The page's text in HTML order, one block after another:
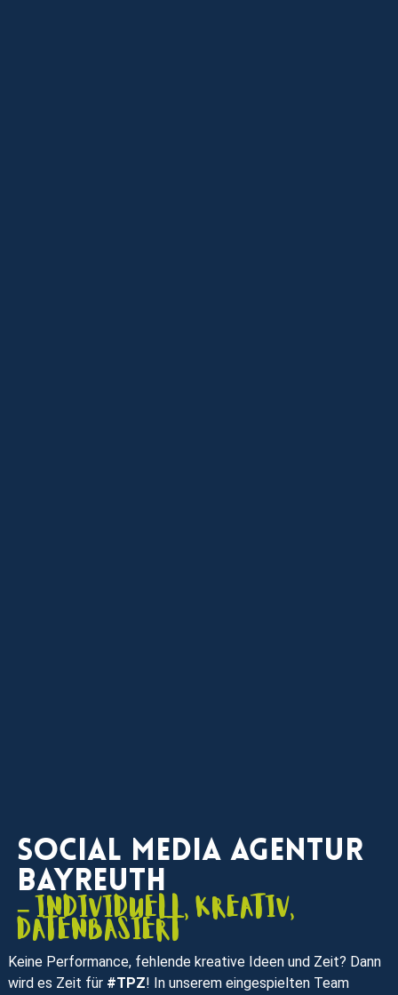
Social Media Agentur
Bayreuth
– individuell, kreativ,
datenbasiert
Keine Performance, fehlende kreative Ideen und Zeit? Dann
wird es Zeit für #TPZ! In unserem eingespielten Team